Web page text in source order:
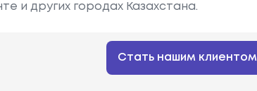
и других городах Казахстана.
Стать нашим клиентом